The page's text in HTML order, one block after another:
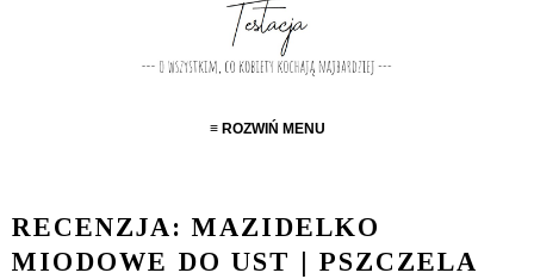
≡ ROZWIŃ MENU
RECENZJA: MAZIDELKO
MIODOWE DO UST | PSZCZELA